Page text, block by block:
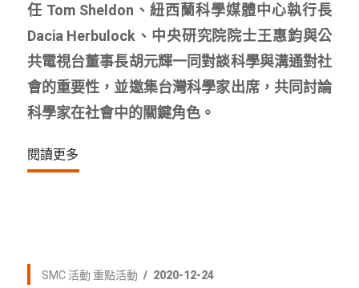
任 Tom Sheldon、紐西蘭科學媒體中心執行長
Dacia Herbulock、中央研究院院士王惠鈞與公
共電視台董事長胡元輝一同對談科學與溝通對社
會的重要性，並邀集台灣科學家出席，共同討論
科學家在社會中的關鍵角色。
閱讀更多
SMC 活動 重點活動 2020-12-24